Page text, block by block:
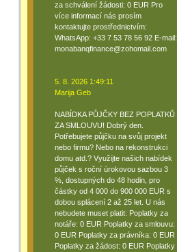
za schválení žádosti: 0 EUR Pro
více informací nás prosím
kontaktujte prostřednictvím:
WhatsApp: +33 7 53 78 56 92 E-mail:
monabanqfinance@zohomail.com
5. 8. 2026 1:49:11
Marija Geb
NABÍDKA PŮJČKY BEZ POPLATKŮ
ZA SMLOUVU! Dobrý den.
Potřebujete půjčku na svůj projekt
nebo firmu? Nebo na rekonstrukci
domu atd.? Využijte našich nabídek
půjček s roční úrokovou sazbou 3
%, dostupných do 48 hodin, pro
částky od 4 000 do 900 000 EUR s
dobou splácení 2 až 25 let. U nás
nebudete muset platit: Poplatky za
notáře: 0 EUR Poplatky za smlouvu:
0 EUR Poplatky za právníka: 0 EUR
Poplatky za žádost: 0 EUR Poplatky